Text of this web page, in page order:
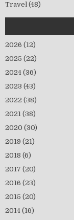
Travel (48)
2026 (12)
2025 (22)
2024 (36)
2023 (43)
2022 (38)
2021 (38)
2020 (30)
2019 (21)
2018 (6)
2017 (20)
2016 (23)
2015 (20)
2014 (16)